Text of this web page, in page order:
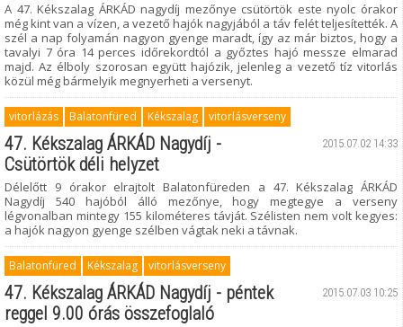
A 47. Kékszalag ÁRKÁD nagydíj mezőnye csütörtök este nyolc órakor
még kint van a vízen, a vezető hajók nagyjából a táv felét teljesítették. A
szél a nap folyamán nagyon gyenge maradt, így az már biztos, hogy a
tavalyi 7 óra 14 perces időrekordtól a győztes hajó messze elmarad
majd. Az élboly szorosan együtt hajózik, jelenleg a vezető tíz vitorlás
közül még bármelyik megnyerheti a versenyt.
vitorlázás Balatonfüred Kékszalag vitorlásverseny
2015.07.02 14:33
47. Kékszalag ÁRKÁD Nagydíj -
Csütörtök déli helyzet
Délelőtt 9 órakor elrajtolt Balatonfüreden a 47. Kékszalag ÁRKÁD
Nagydíj 540 hajóból álló mezőnye, hogy megtegye a verseny
légvonalban mintegy 155 kilométeres távját. Szélisten nem volt kegyes:
a hajók nagyon gyenge szélben vágtak neki a távnak.
Balatonfüred Kékszalag vitorlásverseny
2015.07.03 10:25
47. Kékszalag ÁRKÁD Nagydíj - péntek
reggel 9.00 órás összefoglaló